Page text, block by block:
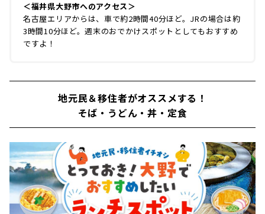
＜福井県大野市へのアクセス＞
名古屋エリアからは、車で約2時間40分ほど。JRの場合は約
3時間10分ほど。週末のおでかけスポットとしてもおすすめ
ですよ！
地元民＆移住者がオススメする！
そば・うどん・丼・定食